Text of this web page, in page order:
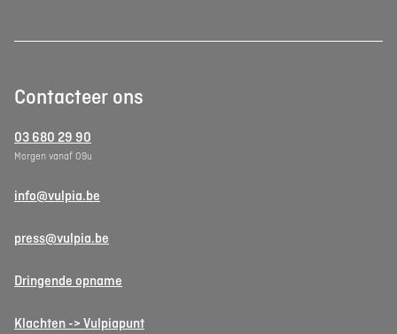
Contacteer ons
03 680 29 90
Morgen vanaf 09u
info@vulpia.be
press@vulpia.be
Dringende opname
Klachten -> Vulpiapunt